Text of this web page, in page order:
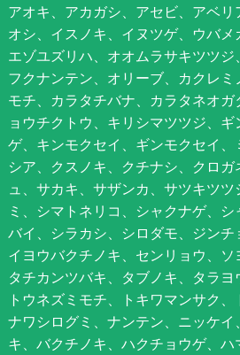
アオキ、アカガシ、アセビ、アベ
オシ、イスノキ、イヌツゲ、ウバメ
エゾユズリハ、オオムラサキツツ
フクナンテン、オリーブ、カクレミ
モチ、カラタチバナ、カラタネオ
ョウチクトウ、キリシマツツジ、
ゲ、キンモクセイ、ギンモクセイ
シア、クスノキ、クチナシ、クロ
ュ、サカキ、サザンカ、サツキツ
ミ、シマトネリコ、シャクナゲ、
バイ、シラカシ、シロダモ、ジン
イヨウバクチノキ、センリョウ、ソ
タチカンツバキ、タブノキ、タラヨ
トウネズミモチ、トキワマンサク、
ナワシログミ、ナンテン、ニッケイ
キ、バクチノキ、ハクチョウゲ、